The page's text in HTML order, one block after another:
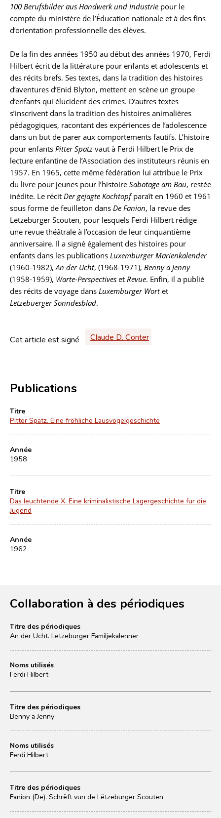
100 Berufsbilder aus Handwerk und Industrie pour le
compte du ministère de l’Éducation nationale et à des fins
d’orientation professionnelle des élèves.
De la fin des années 1950 au début des années 1970, Ferdi
Hilbert écrit de la littérature pour enfants et adolescents et
des récits brefs. Ses textes, dans la tradition des histoires
d’aventures d’Enid Blyton, mettent en scène un groupe
d’enfants qui élucident des crimes. D’autres textes
s’inscrivent dans la tradition des histoires animalières
pédagogiques, racontant des expériences de l’adolescence
dans un but de parer aux comportements fautifs. L’histoire
pour enfants Pitter Spatz vaut à Ferdi Hilbert le Prix de
lecture enfantine de l’Association des instituteurs réunis en
1957. En 1965, cette même fédération lui attribue le Prix
du livre pour jeunes pour l’histoire Sabotage am Bau, restée
inédite. Le récit Der gejagte Kochtopfparaît en 1960 et 1961
sous forme de feuilleton dans De Fanion, la revue des
Lëtzeburger Scouten, pour lesquels Ferdi Hilbert rédige
une revue théâtrale à l’occasion de leur cinquantième
anniversaire. Il a signé également des histoires pour
enfants dans les publications Luxemburger Marienkalender
(1960-1982),An der Ucht, (1968-1971), Benny a Jenny
(1958-1959), Warte-Perspectives et Revue. Enfin, il a publié
des récits de voyage dans Luxemburger Wortet
Lëtzebuerger Sonndesblad.
Cet article est signé Claude D. Conter
Publications
Titre
Pitter Spatz. Eine fröhliche Lausvogelgeschichte
Année
1958
Titre
Das leuchtende X. Eine kriminalistische Lagergeschichte fur die
Jugend
Année
1962
Collaboration à des périodiques
Titre des périodiques
An der Ucht. Letzeburger Familjekalenner
Noms utilisés
Ferdi Hilbert
Titre des périodiques
Benny a Jenny
Noms utilisés
Ferdi Hilbert
Titre des périodiques
Fanion (De). Schrëft vun de Lëtzeburger Scouten